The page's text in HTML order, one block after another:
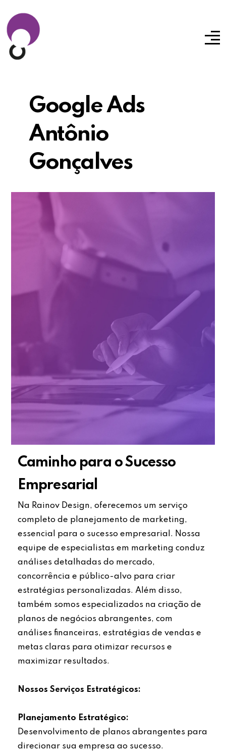
Google Ads
Antônio
Gonçalves
Caminho para o Sucesso
Empresarial
Na Rainov Design, oferecemos um serviço
completo de planejamento de marketing,
essencial para o sucesso empresarial. Nossa
equipe de especialistas em marketing conduz
análises detalhadas do mercado,
concorrência e público-alvo para criar
estratégias personalizadas. Além disso,
também somos especializados na criação de
planos de negócios abrangentes, com
análises financeiras, estratégias de vendas e
metas claras para otimizar recursos e
maximizar resultados.
Nossos Serviços Estratégicos:
Planejamento Estratégico:
Desenvolvimento de planos abrangentes para
direcionar sua empresa ao sucesso.